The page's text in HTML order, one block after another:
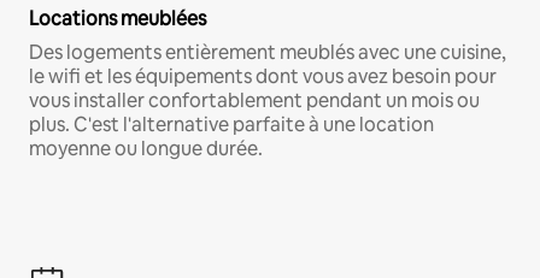
Locations meublées
Des logements entièrement meublés avec une cuisine,
le wifi et les équipements dont vous avez besoin pour
vous installer confortablement pendant un mois ou
plus. C'est l'alternative parfaite à une location
moyenne ou longue durée.